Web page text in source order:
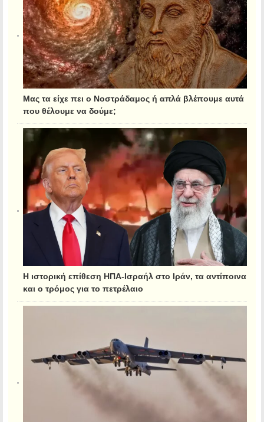
Μας τα είχε πει ο Νοστράδαμος ή απλά βλέπουμε αυτά
που θέλουμε να δούμε;
Η ιστορική επίθεση ΗΠΑ-Ισραήλ στο Ιράν, τα αντίποινα
και ο τρόμος για το πετρέλαιο